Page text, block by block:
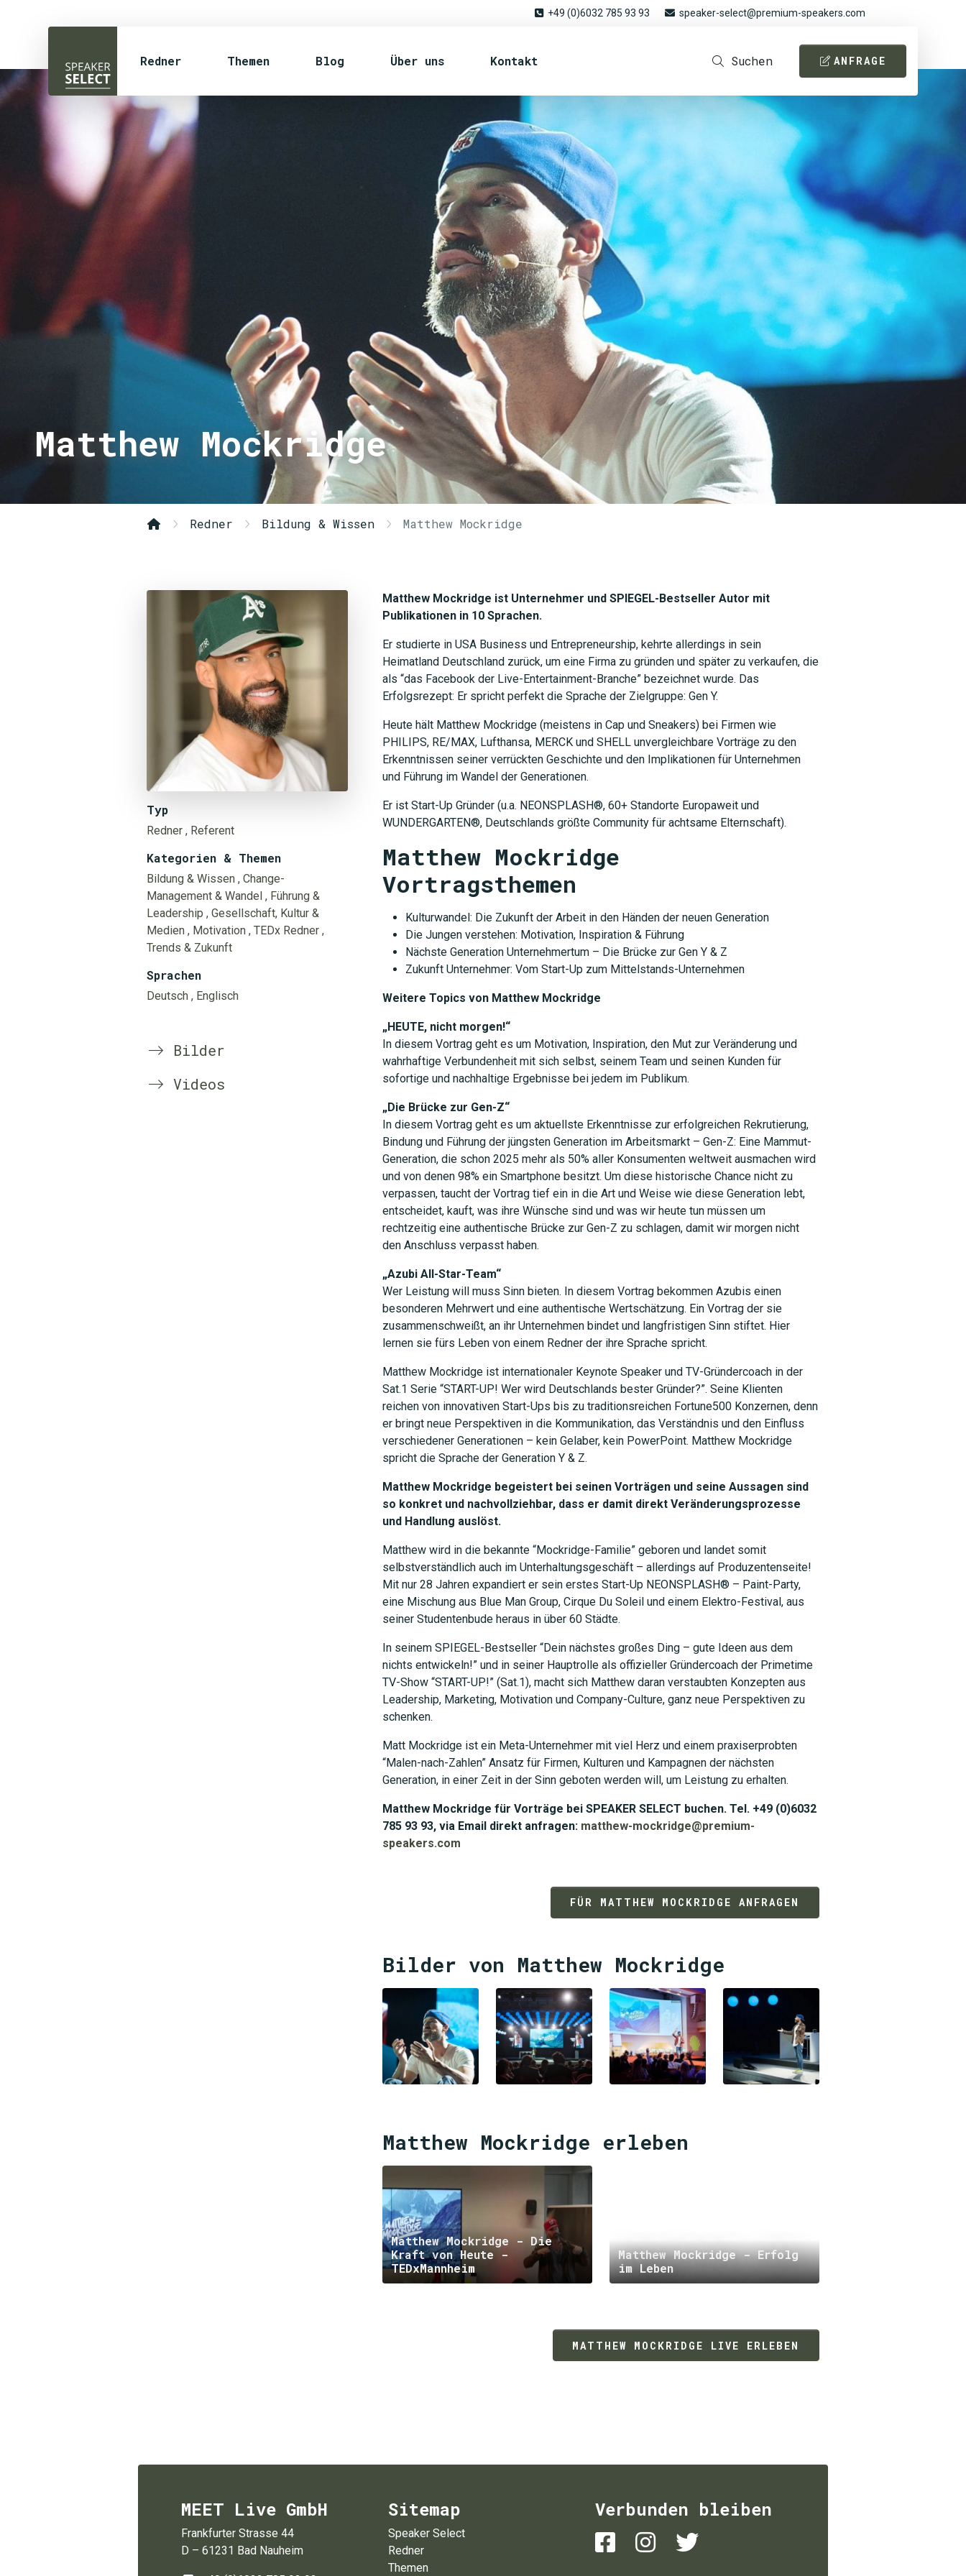
+49 (0)6032 785 93 93 speaker-select@premium-speakers.com
Redner Themen Blog Über uns Kontakt Suchen ANFRAGE
Matthew Mockridge
Redner Bildung & Wissen Matthew Mockridge
Typ
Redner , Referent
Kategorien & Themen
Bildung & Wissen , Change-
Management & Wandel , Führung &
Leadership , Gesellschaft, Kultur &
Medien , Motivation , TEDx Redner ,
Trends & Zukunft
Sprachen
Deutsch , Englisch
Bilder
Videos
Matthew Mockridge ist Unternehmer und SPIEGEL-Bestseller Autor mit
Publikationen in 10 Sprachen.
Er studierte in USA Business und Entrepreneurship, kehrte allerdings in sein
Heimatland Deutschland zurück, um eine Firma zu gründen und später zu verkaufen, die
als “das Facebook der Live-Entertainment-Branche” bezeichnet wurde. Das
Erfolgsrezept: Er spricht perfekt die Sprache der Zielgruppe: Gen Y.
Heute hält Matthew Mockridge (meistens in Cap und Sneakers) bei Firmen wie
PHILIPS, RE/MAX, Lufthansa, MERCK und SHELL unvergleichbare Vorträge zu den
Erkenntnissen seiner verrückten Geschichte und den Implikationen für Unternehmen
und Führung im Wandel der Generationen.
Er ist Start-Up Gründer (u.a. NEONSPLASH®, 60+ Standorte Europaweit und
WUNDERGARTEN®, Deutschlands größte Community für achtsame Elternschaft).
Matthew Mockridge
Vortragsthemen
Kulturwandel: Die Zukunft der Arbeit in den Händen der neuen Generation
Die Jungen verstehen: Motivation, Inspiration & Führung
Nächste Generation Unternehmertum – Die Brücke zur Gen Y & Z
Zukunft Unternehmer: Vom Start-Up zum Mittelstands-Unternehmen
Weitere Topics von Matthew Mockridge
„HEUTE, nicht morgen!“
In diesem Vortrag geht es um Motivation, Inspiration, den Mut zur Veränderung und
wahrhaftige Verbundenheit mit sich selbst, seinem Team und seinen Kunden für
sofortige und nachhaltige Ergebnisse bei jedem im Publikum.
„Die Brücke zur Gen-Z“
In diesem Vortrag geht es um aktuellste Erkenntnisse zur erfolgreichen Rekrutierung,
Bindung und Führung der jüngsten Generation im Arbeitsmarkt – Gen-Z: Eine Mammut-
Generation, die schon 2025 mehr als 50% aller Konsumenten weltweit ausmachen wird
und von denen 98% ein Smartphone besitzt. Um diese historische Chance nicht zu
verpassen, taucht der Vortrag tief ein in die Art und Weise wie diese Generation lebt,
entscheidet, kauft, was ihre Wünsche sind und was wir heute tun müssen um
rechtzeitig eine authentische Brücke zur Gen-Z zu schlagen, damit wir morgen nicht
den Anschluss verpasst haben.
„Azubi All-Star-Team“
Wer Leistung will muss Sinn bieten. In diesem Vortrag bekommen Azubis einen
besonderen Mehrwert und eine authentische Wertschätzung. Ein Vortrag der sie
zusammenschweißt, an ihr Unternehmen bindet und langfristigen Sinn stiftet. Hier
lernen sie fürs Leben von einem Redner der ihre Sprache spricht.
Matthew Mockridge ist internationaler Keynote Speaker und TV-Gründercoach in der
Sat.1 Serie “START-UP! Wer wird Deutschlands bester Gründer?”. Seine Klienten
reichen von innovativen Start-Ups bis zu traditionsreichen Fortune500 Konzernen, denn
er bringt neue Perspektiven in die Kommunikation, das Verständnis und den Einfluss
verschiedener Generationen – kein Gelaber, kein PowerPoint. Matthew Mockridge
spricht die Sprache der Generation Y & Z.
Matthew Mockridge begeistert bei seinen Vorträgen und seine Aussagen sind
so konkret und nachvollziehbar, dass er damit direkt Veränderungsprozesse
und Handlung auslöst.
Matthew wird in die bekannte “Mockridge-Familie” geboren und landet somit
selbstverständlich auch im Unterhaltungsgeschäft – allerdings auf Produzentenseite!
Mit nur 28 Jahren expandiert er sein erstes Start-Up NEONSPLASH® – Paint-Party,
eine Mischung aus Blue Man Group, Cirque Du Soleil und einem Elektro-Festival, aus
seiner Studentenbude heraus in über 60 Städte.
In seinem SPIEGEL-Bestseller “Dein nächstes großes Ding – gute Ideen aus dem
nichts entwickeln!” und in seiner Hauptrolle als offizieller Gründercoach der Primetime
TV-Show “START-UP!” (Sat.1), macht sich Matthew daran verstaubten Konzepten aus
Leadership, Marketing, Motivation und Company-Culture, ganz neue Perspektiven zu
schenken.
Matt Mockridge ist ein Meta-Unternehmer mit viel Herz und einem praxiserprobten
“Malen-nach-Zahlen” Ansatz für Firmen, Kulturen und Kampagnen der nächsten
Generation, in einer Zeit in der Sinn geboten werden will, um Leistung zu erhalten.
Matthew Mockridge für Vorträge bei SPEAKER SELECT buchen. Tel. +49 (0)6032
785 93 93, via Email direkt anfragen: matthew-mockridge@premium-
speakers.com
FÜR MATTHEW MOCKRIDGE ANFRAGEN
Bilder von Matthew Mockridge
Matthew Mockridge erleben
Matthew Mockridge - Die
Kraft von Heute -
TEDxMannheim
Matthew Mockridge - Erfolg
im Leben
MATTHEW MOCKRIDGE LIVE ERLEBEN
MEET Live GmbH
Frankfurter Strasse 44
D – 61231 Bad Nauheim
Sitemap
Speaker Select
Redner
Themen
Verbunden bleiben